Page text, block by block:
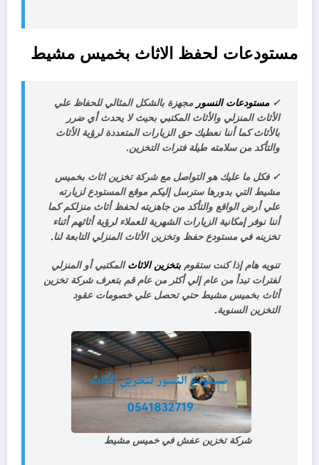
مستودعات لحفظ الاثاث بخميس مشيط
✓ مستودعات النسور مجهزة بالشكل المثالي للحفاظ علي
الأثاث المنزلي والأثاث المكتبي بحيث لا يحدث أي ضرر
بالأثاث كما أننا نعطيك حق الزيارات المتعددة لرؤية الأثاث
والتأكد من سلامته طيلة فترات التخزين.
✓ فكل ما عليك هو التواصل مع شركة تخزين اثاث بخميس
مشيط التي بدورها سترسل إليكم موقع المستودع لزيارته
علي أرض الواقع والتأكد من جاهزيته لحفظ أثاث منزلكم كما
أننا نوفر إمكانية الزيارات الشهرية للعملاء لرؤية أثاثهم أثناء
تخزينه في مستودع حفظ وتخزين الأثاث المنزلي التابعة لنا.
تنويه هام إذا كنت ستقوم بتخزين الاثاثالمكتبي أو المنزلي
لفترات تبدأ من عام إلي أكثر من عام قم بتعرف شركة تخزين
أثاث بخميس مشيط حتي تحصل علي خصومات عقود
التخزين السنوية.
شركة تخزين عفش في خميس مشيط